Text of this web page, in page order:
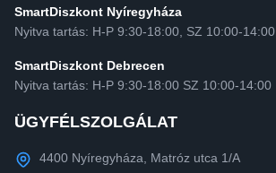
SmartDiszkont Nyíregyháza
Nyitva tartás: H-P 9:30-18:00, SZ 10:00-14:00
SmartDiszkont Debrecen
Nyitva tartás: H-P 9:30-18:00 SZ 10:00-14:00
ÜGYFÉLSZOLGÁLAT
4400 Nyíregyháza, Matróz utca 1/A